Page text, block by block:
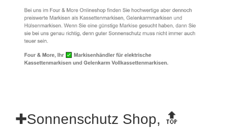
✚Sonnenschutz Shop, 🔝